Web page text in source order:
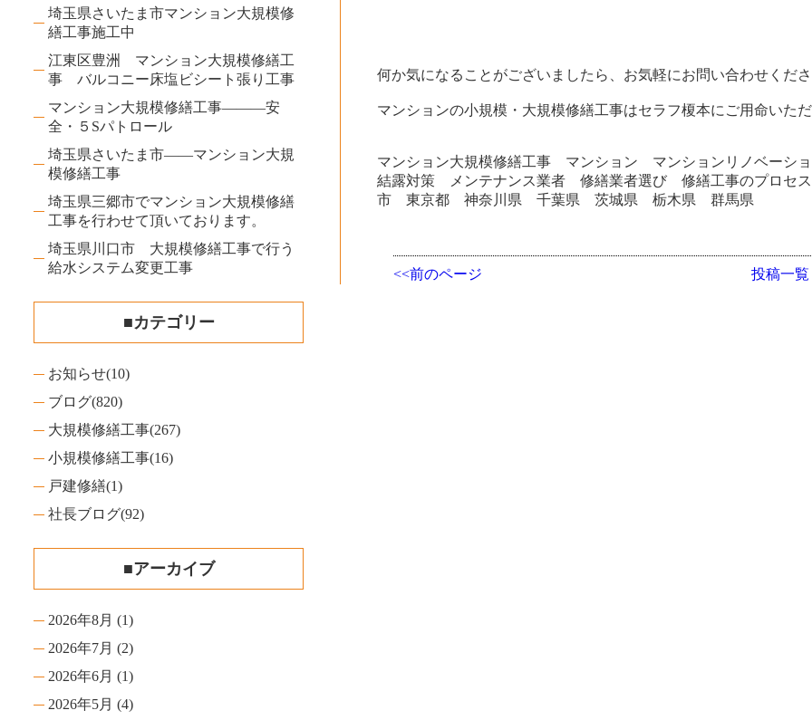
埼玉県さいたま市マンション大規模修
繕工事施工中
江東区豊洲 マンション大規模修繕工
事 バルコニー床塩ビシート張り工事
マンション大規模修繕工事―――安
全・５Sパトロール
埼玉県さいたま市――マンション大規
模修繕工事
埼玉県三郷市でマンション大規模修繕
工事を行わせて頂いております。
埼玉県川口市 大規模修繕工事で行う
給水システム変更工事
■カテゴリー
お知らせ(10)
ブログ(820)
大規模修繕工事(267)
小規模修繕工事(16)
戸建修繕(1)
社長ブログ(92)
■アーカイブ
2026年8月 (1)
2026年7月 (2)
2026年6月 (1)
2026年5月 (4)
何か気になることがございましたら、お気軽にお問い合わせくださ
マンションの小規模・大規模修繕工事はセラフ榎本にご用命いた
マンション大規模修繕工事 マンション マンションリノベー
結露対策 メンテナンス業者 修繕業者選び 修繕工事のプロ
市 東京都 神奈川県 千葉県 茨城県 栃木県 群馬県
<<前のページ 投稿一覧